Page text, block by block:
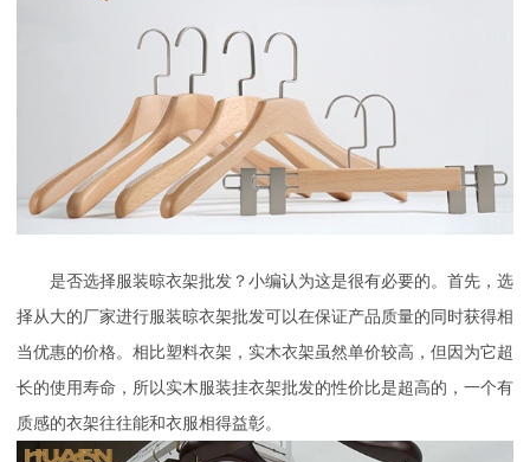
是否选择服装晾衣架批发？小编认为这是很有必要的。首先，选
择从大的厂家进行服装晾衣架批发可以在保证产品质量的同时获得相
当优惠的价格。相比塑料衣架，实木衣架虽然单价较高，但因为它超
长的使用寿命，所以实木服装挂衣架批发的性价比是超高的，一个有
质感的衣架往往能和衣服相得益彰。